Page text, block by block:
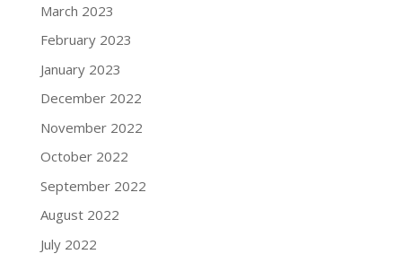
March 2023
February 2023
January 2023
December 2022
November 2022
October 2022
September 2022
August 2022
July 2022